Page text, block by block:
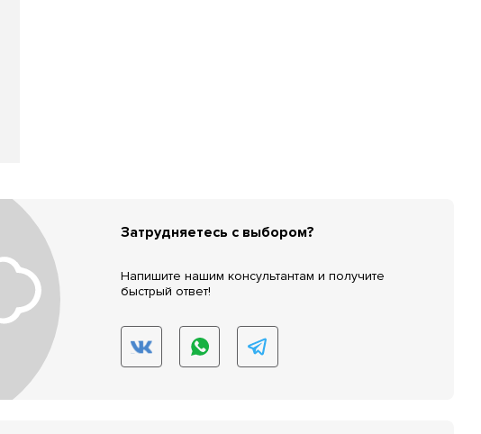
Затрудняетесь с выбором?
Напишите нашим консультантам и получите
быстрый ответ!